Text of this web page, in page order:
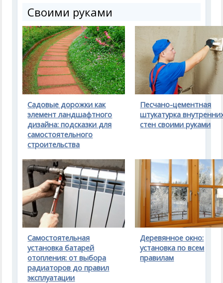
Своими руками
Садовые дорожки как
элемент ландшафтного
дизайна: подсказки для
самостоятельного
строительства
Песчано-цементная
штукатурка
стен своими руками
Самостоятельная
установка батарей
отопления: от выбора
радиаторов до правил
эксплуатации
Деревянное окно:
установка по всем
правилам